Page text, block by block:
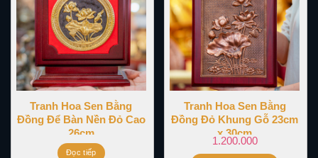
Tranh Hoa Sen Bằng
Đồng Để Bàn Nền Đỏ Cao
26cm
Đọc tiếp
Tranh Hoa Sen Bằng
Đồng Đỏ Khung Gỗ 23cm
x 30cm
1.200.000